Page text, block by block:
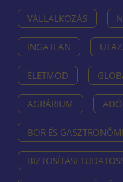
VÁLLALKOZÁS
INGATLAN
ÉLETMÓD
AGRÁRIUM
BOR ÉS
BIZTOSÍTÁSI